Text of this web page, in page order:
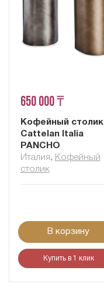
650 000 ₸
Кофейный столик
Cattelan Italia
PANCHO
Италия , Кофейный
столик
В корзину
Купить в 1 клик